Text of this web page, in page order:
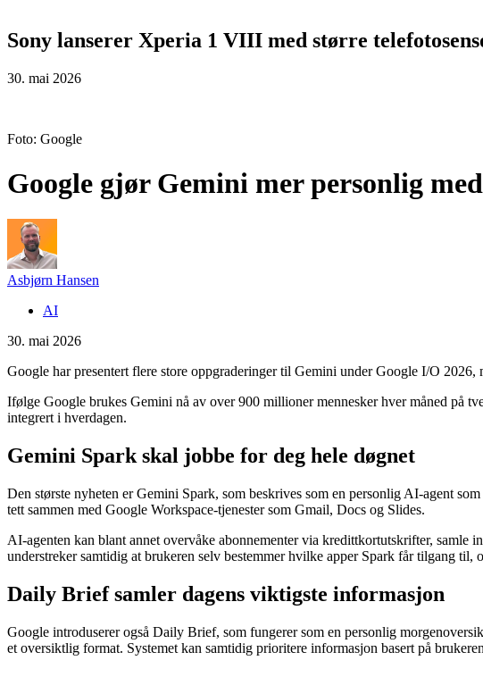
Sony lanserer Xperia 1 VIII med større
30. mai 2026
Foto: Google
Google gjør Gemini mer personlig
Asbjørn Hansen
AI
30. mai 2026
Google har presentert flere store oppgraderinger til Gemini under Google I/O
Ifølge Google brukes Gemini nå av over 900 millioner mennesker hver måned på
integrert i hverdagen.
Gemini Spark skal jobbe for deg hele døgnet
Den største nyheten er Gemini Spark, som beskrives som en personlig AI-agent
tett sammen med Google Workspace-tjenester som Gmail, Docs og Slides.
AI-agenten kan blant annet overvåke abonnementer via kredittkortutskrifter, samle
understreker samtidig at brukeren selv bestemmer hvilke apper Spark får tilgang
Daily Brief samler dagens viktigste informasjon
Google introduserer også Daily Brief, som fungerer som en personlig
et oversiktlig format. Systemet kan samtidig prioritere informasjon basert på